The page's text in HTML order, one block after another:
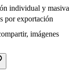
individual y masiva
por exportación
imágenes